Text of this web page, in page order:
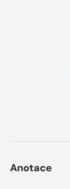
Anotace